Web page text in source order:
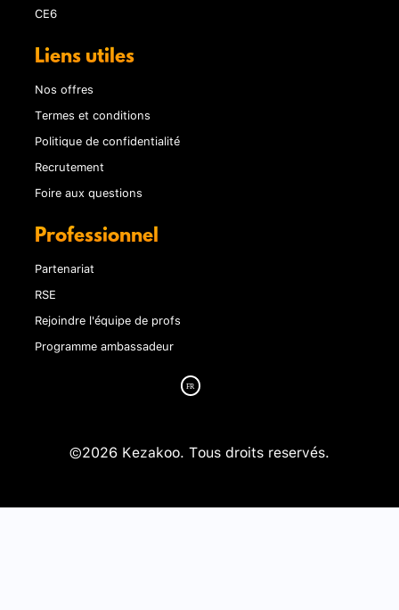
CE6
Liens utiles
Nos offres
Termes et conditions
Politique de confidentialité
Recrutement
Foire aux questions
Professionnel
Partenariat
RSE
Rejoindre l'équipe de profs
Programme ambassadeur
©2026 Kezakoo. Tous droits reservés.